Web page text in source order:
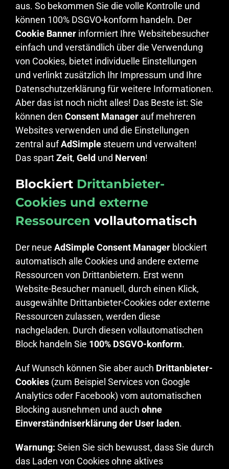
aus. So bekommen Sie die volle Kontrolle und
können 100% DSGVO-konform handeln. Der
Cookie Banner informiert Ihre Websitebesucher
einfach und verständlich über die Verwendung
von Cookies, bietet individuelle Einstellungen
und verlinkt zusätzlich Ihr Impressum und Ihre
Datenschutzerklärung für weitere Informationen.
Aber das ist noch nicht alles! Das Beste ist: Sie
können den Consent Manager auf mehreren
Websites verwenden und die Einstellungen
zentral aufAdSimple steuern und verwalten!
Das spartZeit, Geld und Nerven!
Blockiert Drittanbieter-
Cookies und externe
Ressourcen vollautomatisch
Der neue AdSimple Consent Manager blockiert
automatisch alle Cookies und andere externe
Ressourcen von Drittanbietern. Erst wenn
Website-Besucher manuell, durch einen Klick,
ausgewählte Drittanbieter-Cookies oder externe
Ressourcen zulassen, werden diese
nachgeladen. Durch diesen vollautomatischen
Block handeln Sie 100% DSGVO-konform.
Auf Wunsch können Sie aber auch Drittanbieter-
Cookies (zum Beispiel Services von Google
Analytics oder Facebook) vom automatischen
Blocking ausnehmen und auch ohne
Einverständniserklärung der User laden.
Warnung: Seien Sie sich bewusst, dass Sie durch
das Laden von Cookies ohne aktives